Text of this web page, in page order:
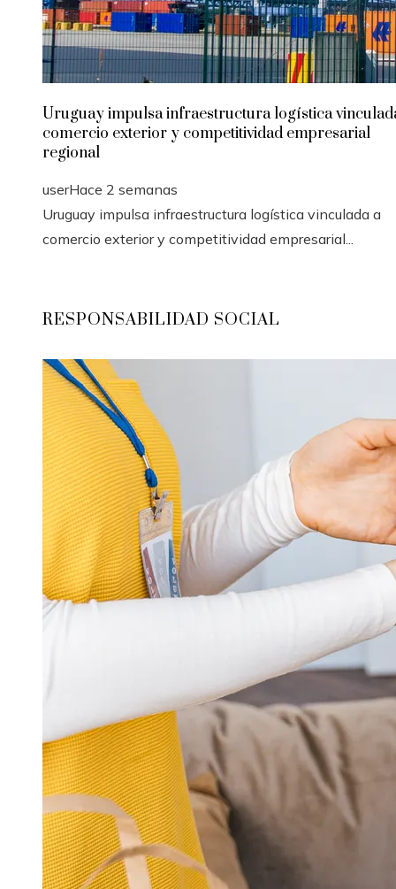
Uruguay impulsa infraestructura logística
comercio exterior y competitividad empresarial
regional
userHace 2 semanas
Uruguay impulsa infraestructura logística vinculada a
comercio exterior y competitividad empresarial...
RESPONSABILIDAD SOCIAL